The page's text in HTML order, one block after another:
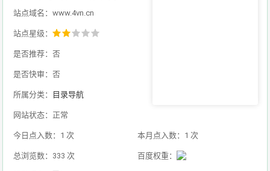
站点域名：www.4vn.cn
站点星级：
是否推荐：否
是否快审：否
所属分类： 目录导航
网站状态：正常
今日点入数：1 次 本月点入数：1 次
总浏览数：333 次 百度权重：